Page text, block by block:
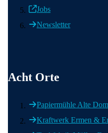
Jobs
Newsletter
Acht Orte
Papiermühle Alte
Kraftwerk Ermen &